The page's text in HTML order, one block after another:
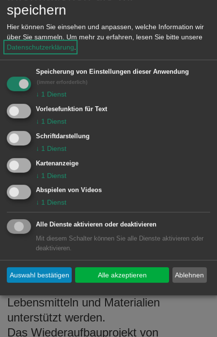
Torhaus Aalen, Paul-Ulmschneider-
Saal
Die Aalener Agendagruppe "Eine Welt"
hat viele Mitglieder mit eigenen
interessanten Projekten. In einer Reihe
werden diese in Zusammenarbeit mit
dem Umwelthaus in der VHS
vorgestellt.
Am Mittwoch, 15.11.2017 informieren
Sixten Schoo und Alexander
Rettenmaier über Govinda e.V.: Seit
der Gründung von Govinda e.V. vor
über 20 Jahren sind in Nepal Bildungs-
und Gemeindeprojekte für über 8000
Menschen entstanden, nach den
schweren Erdbeben 2015 konnten über
36.000 Menschen im Rahmen der
Lebensmitteln und Materialien
unterstützt werden.
Das Wiederaufbauprojekt von
speichern
Hier können Sie einsehen und anpassen, welche Information wir
über Sie sammeln. Um mehr zu erfahren, lesen Sie bitte unsere
Datenschutzerklärung.
Speicherung von Einstellungen dieser Anwendung
(immer erforderlich)
↓ 1 Dienst
Vorlesefunktion für Text
↓ 1 Dienst
Schriftdarstellung
↓ 1 Dienst
Kartenanzeige
↓ 1 Dienst
Abspielen von Videos
↓ 1 Dienst
Alle Dienste aktivieren oder deaktivieren
Mit diesem Schalter können Sie alle Dienste aktivieren oder
deaktivieren.
Ablehnen
Auswahl bestätigen Alle akzeptieren